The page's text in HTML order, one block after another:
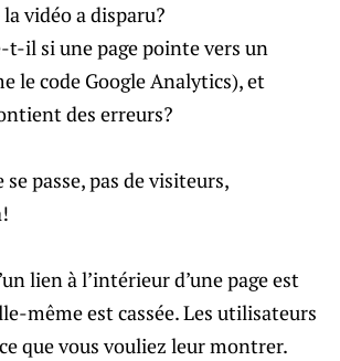
vidéo a disparu?
t-il si une page pointe vers un
le code Google Analytics), et
des erreurs?
passe, pas de visiteurs,
lien à l’intérieur d’une page est
même est cassée. Les utilisateurs
que vous vouliez leur montrer.